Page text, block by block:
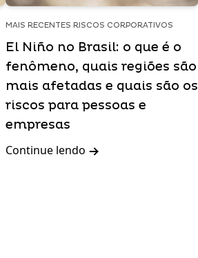
MAIS RECENTES RISCOS CORPORATIVOS
El Niño no Brasil: o que é o
fenômeno, quais regiões são
mais afetadas e quais são os
riscos para pessoas e
empresas
Continue lendo